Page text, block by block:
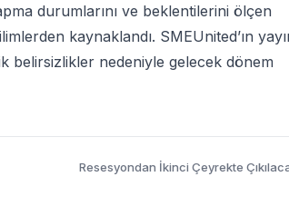
durumlarını ve beklentilerini ölçen
kaynaklandı. SMEUnited’ın
belirsizlikler nedeniyle gelecek dönem
Resesyondan İkinci Çeyrekte